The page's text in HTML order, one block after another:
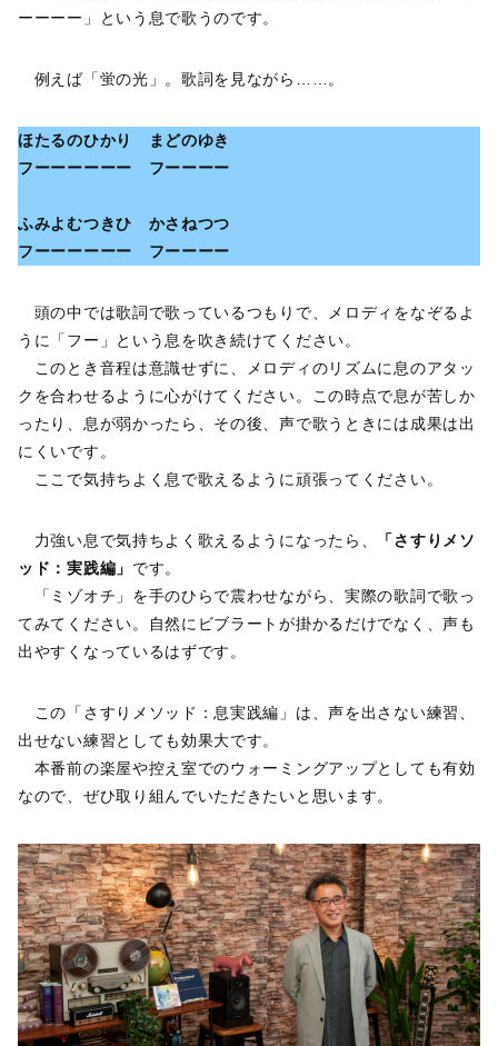
ーーーー」という息で歌うのです。
例えば「蛍の光」。歌詞を見ながら……。
ほたるのひかり まどのゆき
フーーーーーー フーーーー
ふみよむつきひ かさねつつ
フーーーーーー フーーーー
頭の中では歌詞で歌っているつもりで、メロディをなぞるよ
うに「フー」という息を吹き続けてください。
このとき音程は意識せずに、メロディのリズムに息のアタッ
クを合わせるように心がけてください。この時点で息が苦しか
ったり、息が弱かったら、その後、声で歌うときには成果は出
にくいです。
ここで気持ちよく息で歌えるように頑張ってください。
力強い息で気持ちよく歌えるようになったら、
「さすりメソ
ッド：実践編」 です。
「ミゾオチ」を手のひらで震わせながら、実際の歌詞で歌っ
てみてください。自然にビブラートが掛かるだけでなく、声も
出やすくなっているはずです。
この「さすりメソッド：息実践編」は、声を出さない練習、
出せない練習としても効果大です。
本番前の楽屋や控え室でのウォーミングアップとしても有効
なので、ぜひ取り組んでいただきたいと思います。